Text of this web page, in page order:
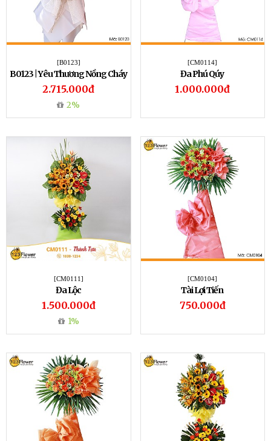
[B0123]
B0123 | Yêu Thương Nồng Cháy
2.715.000đ
2%
[CM0114]
Đa Phú Qúy
1.000.000đ
[CM0111]
Đa Lộc
1.500.000đ
1%
[CM0104]
Tài Lợi Tiến
750.000đ